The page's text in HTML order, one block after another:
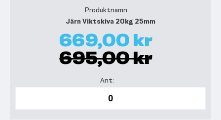
Järn Viktskiva 20kg 25mm
669,00 kr
695,00 kr